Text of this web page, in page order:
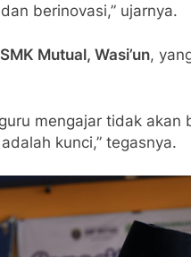
berinovasi,” ujarnya.
Mutual, Wasi’un,
mengajar tidak akan
kunci,” tegasnya.